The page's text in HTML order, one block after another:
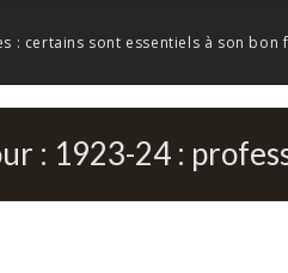
: 1923-24 :
: certains sont essentiels à son